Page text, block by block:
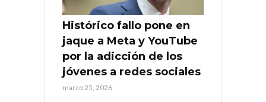
Histórico fallo pone en
jaque a Meta y YouTube
por la adicción de los
jóvenes a redes sociales
marzo 25, 2026